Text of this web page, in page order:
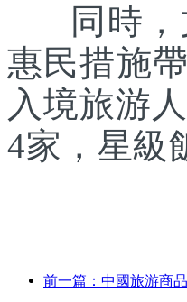
同時，
惠民措施
入境旅游
4家，星級